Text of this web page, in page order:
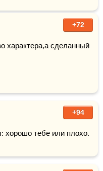
+72
характера,а сделанный
+94
хорошо тебе или плохо.